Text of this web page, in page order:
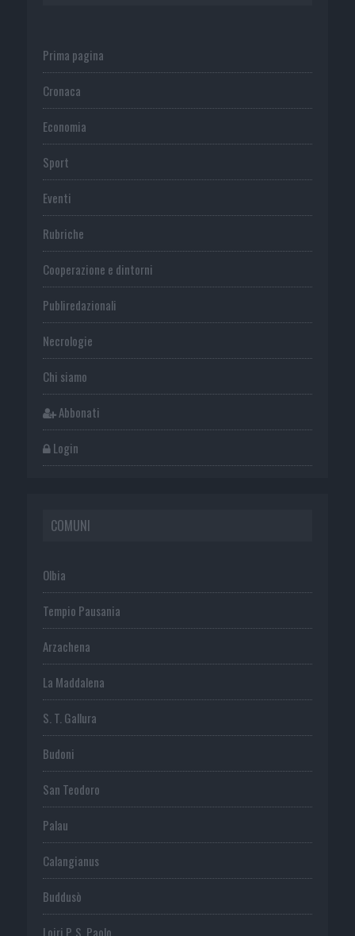
Prima pagina
Cronaca
Economia
Sport
Eventi
Rubriche
Cooperazione e dintorni
Publiredazionali
Necrologie
Chi siamo
Abbonati
Login
COMUNI
Olbia
Tempio Pausania
Arzachena
La Maddalena
S. T. Gallura
Budoni
San Teodoro
Palau
Calangianus
Buddusò
Loiri P. S. Paolo